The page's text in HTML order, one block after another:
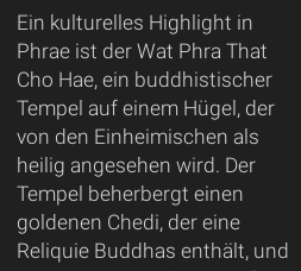
Ein kulturelles Highlight in
Phrae ist der Wat Phra That
Cho Hae, ein buddhistischer
Tempel auf einem Hügel, der
von den Einheimischen als
heilig angesehen wird. Der
Tempel beherbergt einen
goldenen Chedi, der eine
Reliquie Buddhas enthält, und